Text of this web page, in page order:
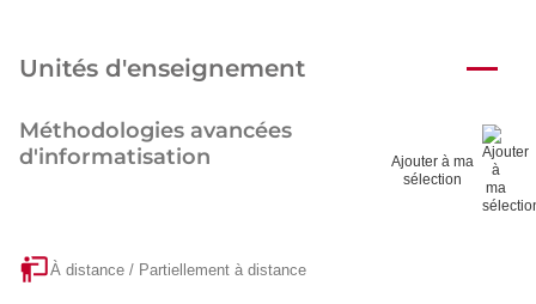
Unités d'enseignement
Méthodologies avancées
d'informatisation
Ajouter à ma
sélection
À distance / Partiellement à distance